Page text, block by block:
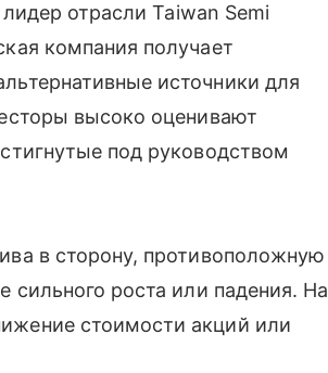
отрасли Taiwan Semi
компания получает
источники для
высоко оценивают
под руководством
в сторону, противоположную
сильного роста или падения. На
стоимости акций или